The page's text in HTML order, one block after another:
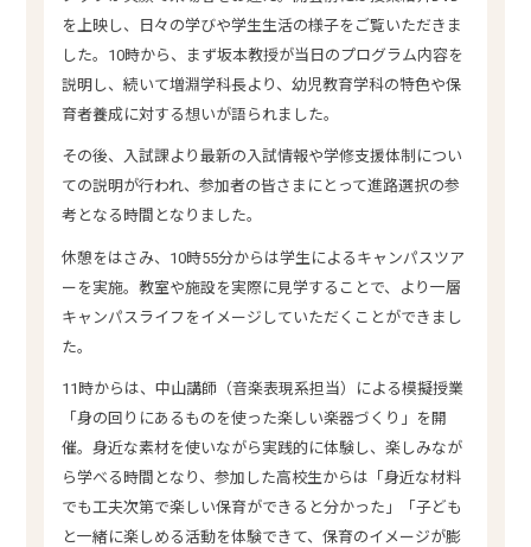
を上映し、日々の学びや学生生活の様子をご覧いただきま
した。10時から、まず坂本教授が当日のプログラム内容を
説明し、続いて増淵学科長より、幼児教育学科の特色や保
育者養成に対する想いが語られました。
その後、入試課より最新の入試情報や学修支援体制につい
ての説明が行われ、参加者の皆さまにとって進路選択の参
考となる時間となりました。
休憩をはさみ、10時55分からは学生によるキャンパスツア
ーを実施。教室や施設を実際に見学することで、より一層
キャンパスライフをイメージしていただくことができまし
た。
11時からは、中山講師（音楽表現系担当）による模擬授業
「身の回りにあるものを使った楽しい楽器づくり」を開
催。身近な素材を使いながら実践的に体験し、楽しみなが
ら学べる時間となり、参加した高校生からは「身近な材料
でも工夫次第で楽しい保育ができると分かった」「子ども
と一緒に楽しめる活動を体験できて、保育のイメージが膨